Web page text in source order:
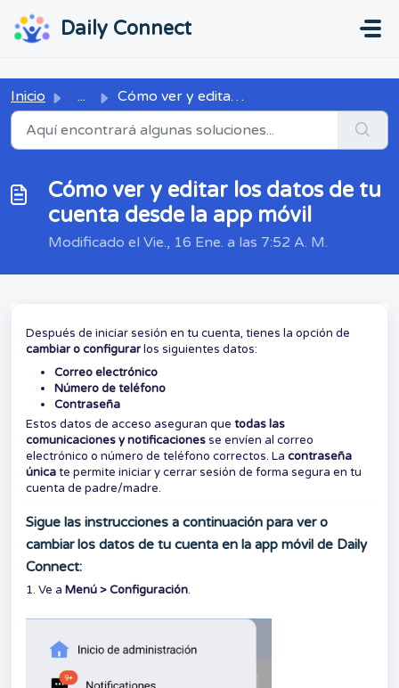
Daily Connect
Inicio ... Cómo ver y editar los datos de tu cuenta desde la app móvil
Cómo ver y editar los datos de tu
cuenta desde la app móvil
Modificado el Vie., 16 Ene. a las 7:52 A. M.
Después de iniciar sesión en tu cuenta, tienes la opción de
cambiar o configurarlos siguientes datos:
Correo electrónico
Número de teléfono
Contraseña
Estos datos de acceso aseguran que todas las
comunicaciones y notificacionesse envíen al correo
electrónico o número de teléfono correctos. La contraseña
únicate permite iniciar y cerrar sesión de forma segura en tu
cuenta de padre/madre.
Sigue las instrucciones a continuación para ver o
cambiar los datos de tu cuenta en la app móvil de Daily
Connect:
1. Ve a Menú > Configuración.